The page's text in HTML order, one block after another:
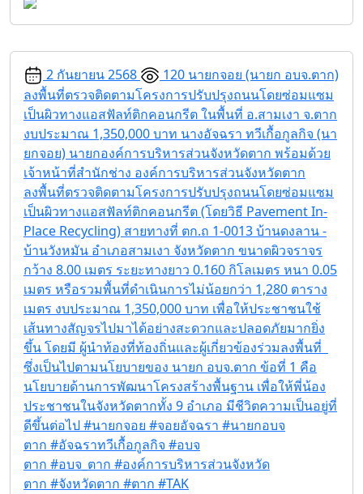
2 กันยายน 2568 120 นายกจอย (นายก อบจ.ตาก)
ลงพื้นที่ตรวจติดตามโครงการปรับปรุงถนนโดยซ่อมแซม
เป็นผิวทางแอสฟัลท์ติกคอนกรีต ในพื้นที่ อ.สามเงา จ.ตาก
งบประมาณ 1,350,000 บาท นางอัจฉรา ทวีเกื้อกูลกิจ (นา
ยกจอย) นายกองค์การบริหารส่วนจังหวัดตาก พร้อมด้วย
เจ้าหน้าที่สำนักช่าง องค์การบริหารส่วนจังหวัดตาก
ลงพื้นที่ตรวจติดตามโครงการปรับปรุงถนนโดยซ่อมแซม
เป็นผิวทางแอสฟัลท์ติกคอนกรีต (โดยวิธี Pavement In-
Place Recycling) สายทางที่ ตก.ถ 1-0013 บ้านดงลาน -
บ้านวังหมัน อำเภอสามเงา จังหวัดตาก ขนาดผิวจราจร
กว้าง 8.00 เมตร ระยะทางยาว 0.160 กิโลเมตร หนา 0.05
เมตร หรือรวมพื้นที่ดำเนินการไม่น้อยกว่า 1,280 ตาราง
เมตร งบประมาณ 1,350,000 บาท เพื่อให้ประชาชนใช้
เส้นทางสัญจรไปมาได้อย่างสะดวกและปลอดภัยมากยิ่ง
ขึ้น โดยมี ผู้นำท้องที่ท้องถิ่นและผู้เกี่ยวข้องร่วมลงพื้นที่
ซึ่งเป็นไปตามนโยบายของ นายก อบจ.ตาก ข้อที่ 1 คือ
นโยบายด้านการพัฒนาโครงสร้างพื้นฐาน เพื่อให้พี่น้อง
ประชาชนในจังหวัดตากทั้ง 9 อำเภอ มีชีวิตความเป็นอยู่ที่
ดีขึ้นต่อไป #นายกจอย #จอยอัจฉรา #นายกอบจ
ตาก #อัจฉราทวีเกื้อกูลกิจ #อบจ
ตาก #อบจ_ตาก #องค์การบริหารส่วนจังหวัด
ตาก #จังหวัดตาก #ตาก #TAK